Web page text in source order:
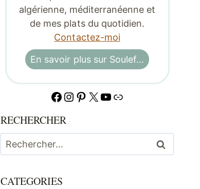
algérienne, méditerranéenne et
de mes plats du quotidien.
Contactez-moi
En savoir plus sur Soulef…
Facebook
Instagram
Pinterest
X YouTube
Lien
RECHERCHER
Rechercher :
CATEGORIES